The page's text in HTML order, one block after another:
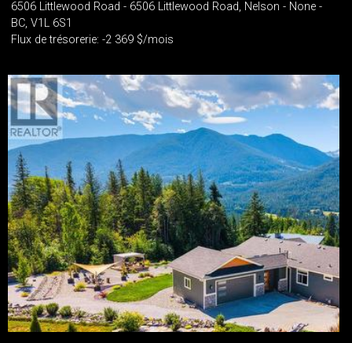
6506 Littlewood Road - 6506 Littlewood Road, Nelson - None -
BC, V1L 6S1
Flux de trésorerie: -2 369 $/mois